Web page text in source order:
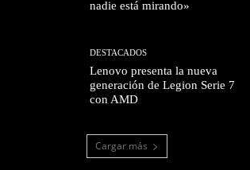
nadie está mirando»
DESTACADOS
Lenovo presenta la nueva
generación de Legion Serie 7
con AMD
Cargar más